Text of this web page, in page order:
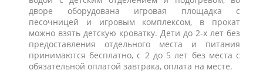
дворе оборудована игровая площадка с
песочницей и игровым комплексом, в прокат
можно взять детскую кроватку. Дети до 2-х лет без
предоставления отдельного места и питания
принимаются бесплатно, с 2 до 5 лет без места с
обязательной оплатой завтрака, оплата на месте.